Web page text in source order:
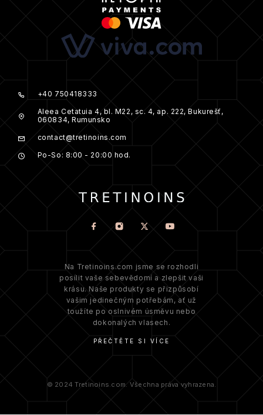
+40 750418333
Aleea Cetatuia 4, bl. M22, sc. 4, ap. 222, Bukurešť,
060834, Rumunsko
contact@tretinoins.com
Po-So: 8:00 - 20:00 hod.
Na Tretinoins.com jsme se rozhodli
posílit vaše sebevědomí a zlepšit vaši
krásu. Naše produkty se přizpůsobí
vašim jedinečným potřebám, ať už
toužíte po oslnivém úsměvu nebo
dokonalých vlasech.
PŘEČTĚTE SI VÍCE
© 2024 Tretinoins.com. Všechna práva vyhrazena.